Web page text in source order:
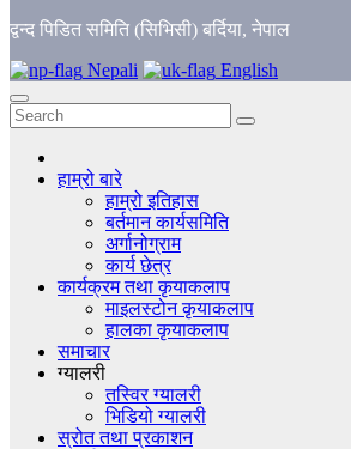
द्वन्द पिडित समिति (सिभिसी) बर्दिया, नेपाल
Nepali
English
हाम्रो बारे
हाम्रो इतिहास
बर्तमान कार्यसमिति
अर्गानोग्राम
कार्य छेत्र
कार्यक्रम तथा कृयाकलाप
माइलस्टोन कृयाकलाप
हालका कृयाकलाप
समाचार
ग्यालरी
तस्विर ग्यालरी
भिडियो ग्यालरी
स्रोत तथा प्रकाशन